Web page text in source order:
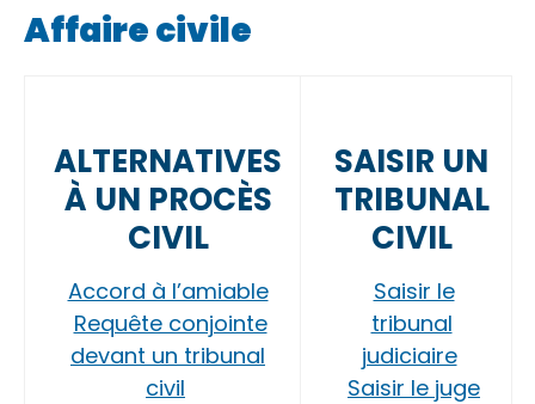
Affaire civile
ALTERNATIVES
À UN PROCÈS
CIVIL
Accord à l’amiable
Requête conjointe
devant un tribunal
civil
SAISIR UN
TRIBUNAL
CIVIL
Saisir le
tribunal
judiciaire
Saisir le juge